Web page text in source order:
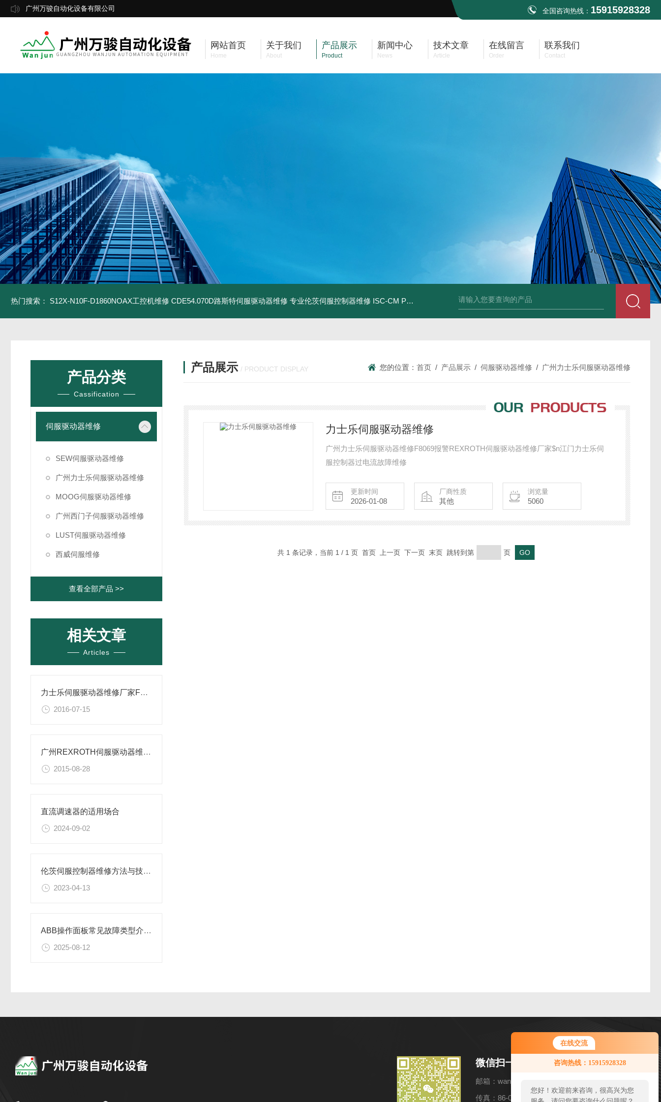
在线交流
咨询热线：15915928328
您好！欢迎前来咨询，很高兴为您
广州万骏自动化设备有限公司 全国咨询热线： 15915928328
网站首页
Home
关于我们
About
产品展示
Product
新闻中心
News
技术文章
Article
在线留言
Order
联系我们
Contact
热门搜索： S12X-N10F-D1860NOAX工控机维修 CDE54.070D路斯特伺服驱动器维修 专业伦茨伺服控制器维修 ISC-CM PLUSBRABENDER ISC-CM维修 TPOP 050 FlexboxTetra Brik利乐工控机维修
产品分类
Cassification
伺服驱动器维修
SEW伺服驱动器维修
广州力士乐伺服驱动器维修
MOOG伺服驱动器维修
广州西门子伺服驱动器维修
LUST伺服驱动器维修
西威伺服维修
查看全部产品 >>
相关文章
Articles
力士乐伺服驱动器维修厂家F873故障分析
2016-07-15
广州REXROTH伺服驱动器维修HMS01.1N-W0110
2015-08-28
直流调速器的适用场合
2024-09-02
伦茨伺服控制器维修方法与技巧，干货！
2023-04-13
ABB操作面板常见故障类型介绍和维修方法
2025-08-12
产品展示 / PRODUCT DISPLAY 您的位置： 首页 / 产品展示 / 伺服驱动器维修 / 广州力士乐伺服驱动器维修
力士乐伺服驱动器维修
广州力士乐伺服驱动器维修F8069报警REXROTH伺服驱动器维修厂家$n江门力士乐伺
服控制器过电流故障维修
更新时间
2026-01-08
厂商性质
其他
浏览量
5060
共 1 条记录，当前 1 / 1 页 首页 上一页 下一页 末页 跳转到第 页
微信扫一扫
邮箱：wanjun52@VIP.163.com
传真：86-020-8770410